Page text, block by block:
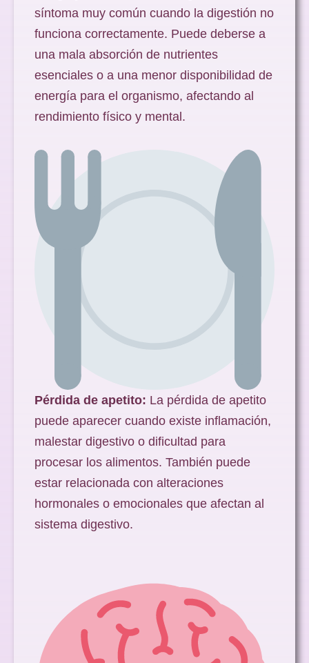
síntoma muy común cuando la digestión no
funciona correctamente. Puede deberse a
una mala absorción de nutrientes
esenciales o a una menor disponibilidad de
energía para el organismo, afectando al
rendimiento físico y mental.
Pérdida de apetito: La pérdida de apetito
puede aparecer cuando existe inflamación,
malestar digestivo o dificultad para
procesar los alimentos. También puede
estar relacionada con alteraciones
hormonales o emocionales que afectan al
sistema digestivo.